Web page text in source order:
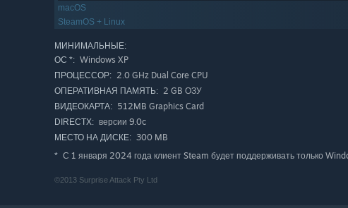
macOS
SteamOS + Linux
МИНИМАЛЬНЫЕ:
ОС *: Windows XP
ПРОЦЕССОР: 2.0 GHz Dual Core CPU
ОПЕРАТИВНАЯ ПАМЯТЬ: 2 GB ОЗУ
ВИДЕОКАРТА: 512MB Graphics Card
DIRECTX: версии 9.0c
МЕСТО НА ДИСКЕ: 300 MB
* С 1 января 2024 года клиент Steam будет поддерживать только
©2013 Surprise Attack Pty Ltd